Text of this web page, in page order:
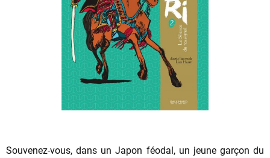
Souvenez-vous, dans un Japon féodal, un jeune garçon du